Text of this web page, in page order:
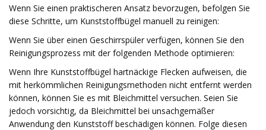
Wenn Sie einen praktischeren Ansatz bevorzugen, befolgen Sie
diese Schritte, um Kunststoffbügel manuell zu reinigen:
Wenn Sie über einen Geschirrspüler verfügen, können Sie den
Reinigungsprozess mit der folgenden Methode optimieren:
Wenn Ihre Kunststoffbügel hartnäckige Flecken aufweisen, die
mit herkömmlichen Reinigungsmethoden nicht entfernt werden
können, können Sie es mit Bleichmittel versuchen. Seien Sie
jedoch vorsichtig, da Bleichmittel bei unsachgemäßer
Anwendung den Kunststoff beschädigen können. Folge diesen